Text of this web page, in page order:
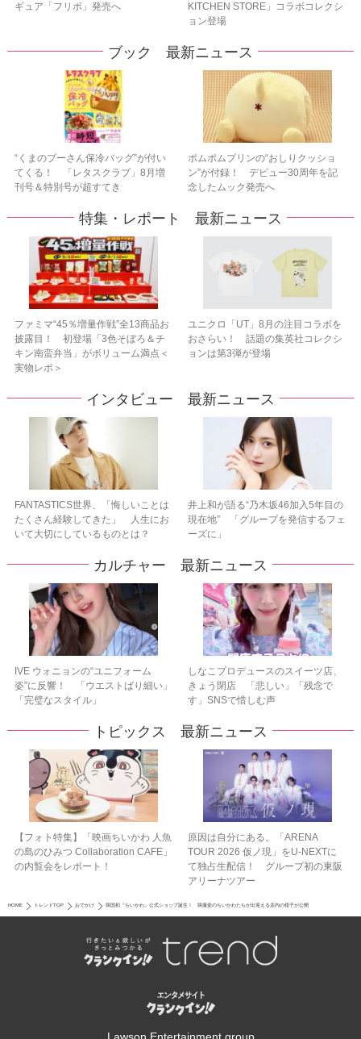
ギュア「フリポ」発売へ
KITCHEN STORE」コラボコレクシ
ョン登場
ブック 最新ニュース
“くまのプーさん保冷バッグ”が付い
てくる！ 「レタスクラブ」8月増
刊号＆特別号が超すてき
ポムポムプリンの“おしりクッショ
ン”が付録！ デビュー30周年を記
念したムック発売へ
特集・レポート 最新ニュース
ファミマ“45％増量作戦”全13商品お
披露目！ 初登場「3色そぼろ＆チ
キン南蛮弁当」がボリューム満点＜
実物レポ＞
ユニクロ「UT」8月の注目コラボを
おさらい！ 話題の集英社コレクシ
ョンは第3弾が登場
インタビュー 最新ニュース
FANTASTICS世界、「悔しいことは
たくさん経験してきた」 人生にお
いて大切にしているものとは？
井上和が語る“乃木坂46加入5年目の
現在地” 「グループを発信するフェ
ーズに」
カルチャー 最新ニュース
IVE ウォニョンの“ユニフォーム
姿”に反響！ 「ウエストばり細い」
「完璧なスタイル」
しなこプロデュースのスイーツ店、
きょう閉店 「悲しい」「残念で
す」SNSで惜しむ声
トピックス 最新ニュース
【フォト特集】「映画ちいかわ 人魚
の島のひみつ Collaboration CAFE」
の内覧会をレポート！
原因は自分にある。「ARENA
TOUR 2026 仮ノ現」をU-NEXTに
て独占生配信！ グループ初の東阪
アリーナツアー
HOME トレンドTOP おでかけ 韓国初『ちいかわ』公式ショップ誕生！ 韓服姿のちいかわたちが出迎える店内の様子が公開
Lawson Entertainment group